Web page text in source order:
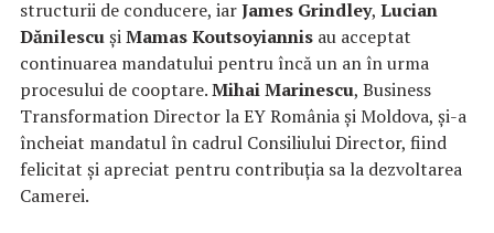
structurii de conducere, iarJames Grindley, Lucian
DănilescușiMamas Koutsoyiannis au acceptat
continuarea mandatului pentru încă un an în urma
procesului de cooptare.Mihai Marinescu, Business
Transformation Director la EY România și Moldova, și-a
încheiat mandatul în cadrul Consiliului Director, fiind
felicitat și apreciat pentru contribuția sa la dezvoltarea
Camerei.